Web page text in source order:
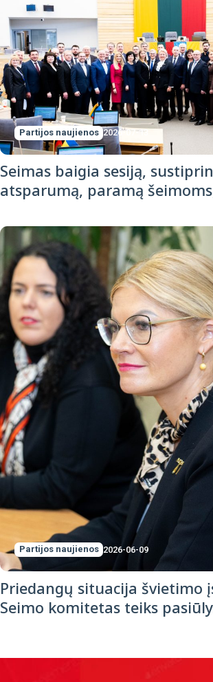
Partijos naujienos 2026-07-13
Seimas baigia sesiją,
atsparumą, paramą
Partijos naujienos 2026-06-09
Priedangų situacija švietimo
Seimo komitetas teiks